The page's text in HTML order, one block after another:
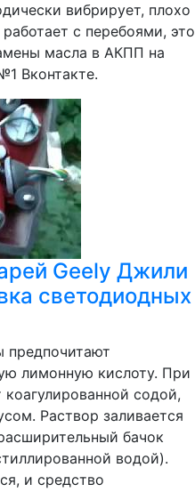
вибрирует, плохо
с перебоями, это
масла в АКПП на
Вконтакте.
Geely Джили
светодиодных
предпочитают
лимонную кислоту. При
содой,
Раствор заливается
бачок
водой).
и средство